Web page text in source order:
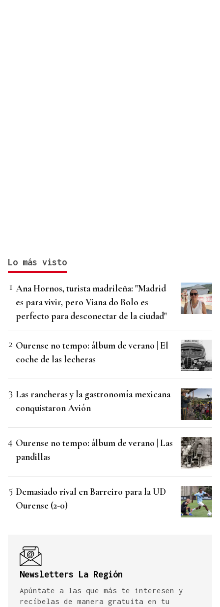
Lo más visto
Ana Hornos, turista madrileña: "Madrid
es para vivir, pero Viana do Bolo es
perfecto para desconectar de la ciudad"
Ourense no tempo: álbum de verano | El
coche de las lecheras
Las rancheras y la gastronomía mexicana
conquistaron Avión
Ourense no tempo: álbum de verano | Las
pandillas
Demasiado rival en Barreiro para la UD
Ourense (2-0)
Newsletters La Región
Apúntate a las que más te interesen y
recíbelas de manera gratuita en tu